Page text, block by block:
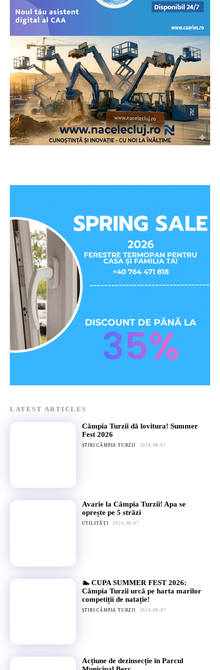
LATEST ARTICLES
Câmpia Turzii dă lovitura! Summer
Fest 2026
ȘTIRI CÂMPIA TURZII 2026-08-07
Avarie la Câmpia Turzii! Apa se
oprește pe 5 străzi
UTILITĂȚI 2026-08-07
🏊 CUPA SUMMER FEST 2026:
Câmpia Turzii urcă pe harta marilor
competiții de natație!
ȘTIRI CÂMPIA TURZII 2026-08-07
Acțiune de dezinsecție în Parcul